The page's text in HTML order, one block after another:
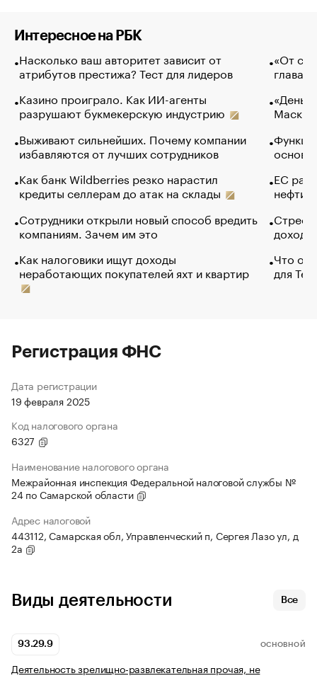
Интересное на РБК
Насколько ваш авторитет зависит от
атрибутов престижа? Тест для лидеров
Казино проиграло. Как ИИ-агенты
разрушают букмекерскую индустрию
Выживают сильнейших. Почему компании
избавляются от лучших сотрудников
Как банк Wildberries резко нарастил
кредиты селлерам до атак на склады
Сотрудники открыли новый способ вредить
компаниям. Зачем им это
Как налоговики ищут доходы
неработающих покупателей яхт и квартир
«От
глава
Маск в
основ
ЕС
нефти
Что
для
Регистрация ФНС
Дата регистрации
19 февраля 2025
Код налогового органа
6327
Наименование налогового органа
Межрайонная инспекция Федеральной налоговой службы №
24 по Самарской области
Адрес налоговой
443112, Самарская обл, Управленческий п, Сергея Лазо ул, д
2а
Виды деятельности Все
93.29.9 ОСНОВНОЙ
Деятельность зрелищно-развлекательная прочая, не